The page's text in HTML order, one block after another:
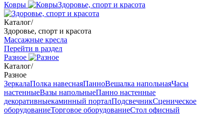
Ковры Здоровье, спорт и красота
Каталог/
Здоровье, спорт и красота
Массажные кресла
Перейти в раздел
Разное
Каталог/
Разное
ЗеркалаПолка навеснаяПанноВешалка напольнаяЧасы
настенныеВазы напольныеПанно настенные
декоративныекаминный порталПодсвечникСценическое
оборудованиеТорговое оборудованиеСтол офисный